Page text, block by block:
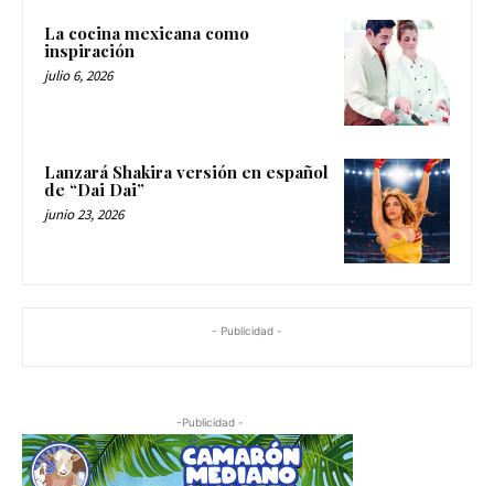
La cocina mexicana como
inspiración
julio 6, 2026
Lanzará Shakira versión en español
de “Dai Dai”
junio 23, 2026
- Publicidad -
-Publicidad -